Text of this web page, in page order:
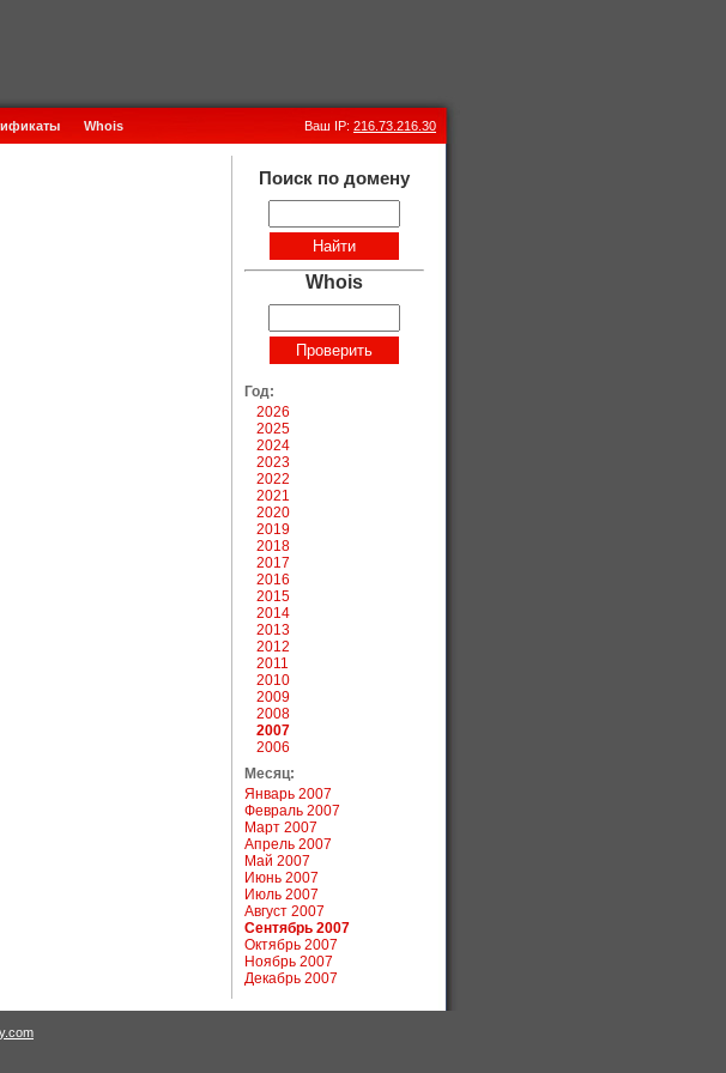
Whois Ваш IP: 216.73.216.30
Поиск по домену
Whois
Год:
2026
2025
2024
2023
2022
2021
2020
2019
2018
2017
2016
2015
2014
2013
2012
2011
2010
2009
2008
2007
2006
Месяц:
Январь 2007
Февраль 2007
Март 2007
Апрель 2007
Май 2007
Июнь 2007
Июль 2007
Август 2007
Сентябрь 2007
Октябрь 2007
Ноябрь 2007
Декабрь 2007